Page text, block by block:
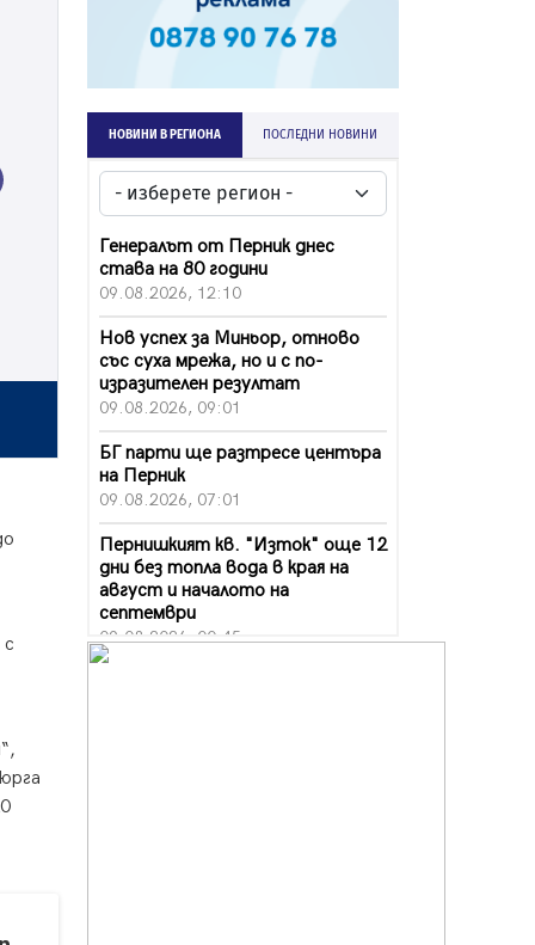
НОВИНИ В РЕГИОНА ПОСЛЕДНИ НОВИНИ
Генералът от Перник днес
става на 80 години
09.08.2026, 12:10
Нов успех за Миньор, отново
със суха мрежа, но и с по-
изразителен резултат
09.08.2026, 09:01
БГ парти ще разтресе центъра
на Перник
09.08.2026, 07:01
Пернишкият кв. "Изток" още 12
дни без топла вода в края на
август и началото на
септември
09.08.2026, 00:45